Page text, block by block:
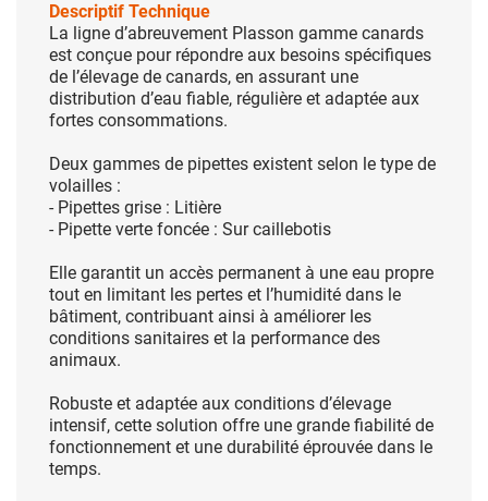
Descriptif Technique
La ligne d’abreuvement Plasson gamme canards
est conçue pour répondre aux besoins spécifiques
de l’élevage de canards, en assurant une
distribution d’eau fiable, régulière et adaptée aux
fortes consommations.
Deux gammes de pipettes existent selon le type de
volailles :
- Pipettes grise : Litière
- Pipette verte foncée : Sur caillebotis
Elle garantit un accès permanent à une eau propre
tout en limitant les pertes et l’humidité dans le
bâtiment, contribuant ainsi à améliorer les
conditions sanitaires et la performance des
animaux.
Robuste et adaptée aux conditions d’élevage
intensif, cette solution offre une grande fiabilité de
fonctionnement et une durabilité éprouvée dans le
temps.